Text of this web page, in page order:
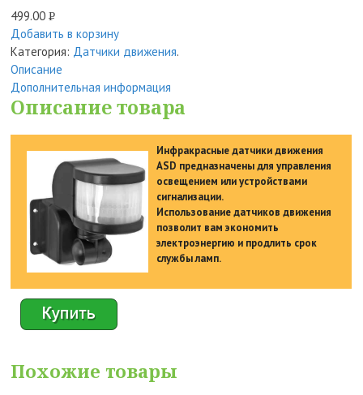
499.00Р
УБ.
Добавить в корзину
Категория: Датчики движения.
Описание
Дополнительная информация
Описание товара
Инфракрасные датчики движения
ASD предназначены для управления
освещением или устройствами
сигнализации.
Использование датчиков движения
позволит вам экономить
электроэнергию и продлить срок
службы ламп.
Похожие товары